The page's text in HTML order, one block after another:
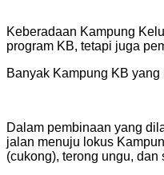
Keberadaan Kampung
program KB, tetapi juga
Banyak Kampung KB
Dalam pembinaan yang
jalan menuju lokus
(cukong), terong ungu, dan